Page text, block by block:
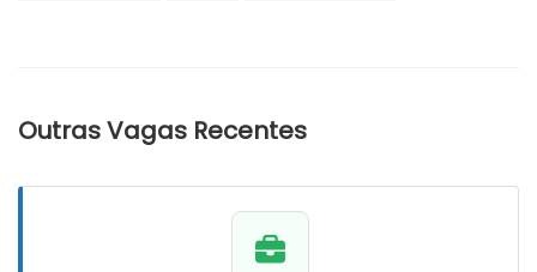
Outras Vagas Recentes